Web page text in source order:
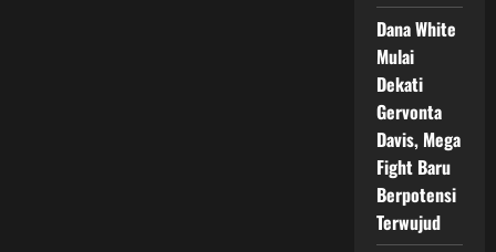
Dana White
Mulai
Dekati
Gervonta
Davis, Mega
Fight Baru
Berpotensi
Terwujud